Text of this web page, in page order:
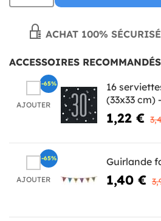
ACHAT 100%
ACCESSOIRES
AJOUTER
16
(33x33 cm)
1,22 €
-65%
AJOUTER
Guirlande
1,40 €
-65%